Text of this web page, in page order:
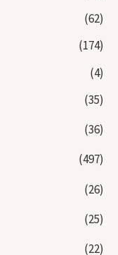
(62)
(174)
(4)
(35)
(36)
(497)
(26)
(25)
(22)